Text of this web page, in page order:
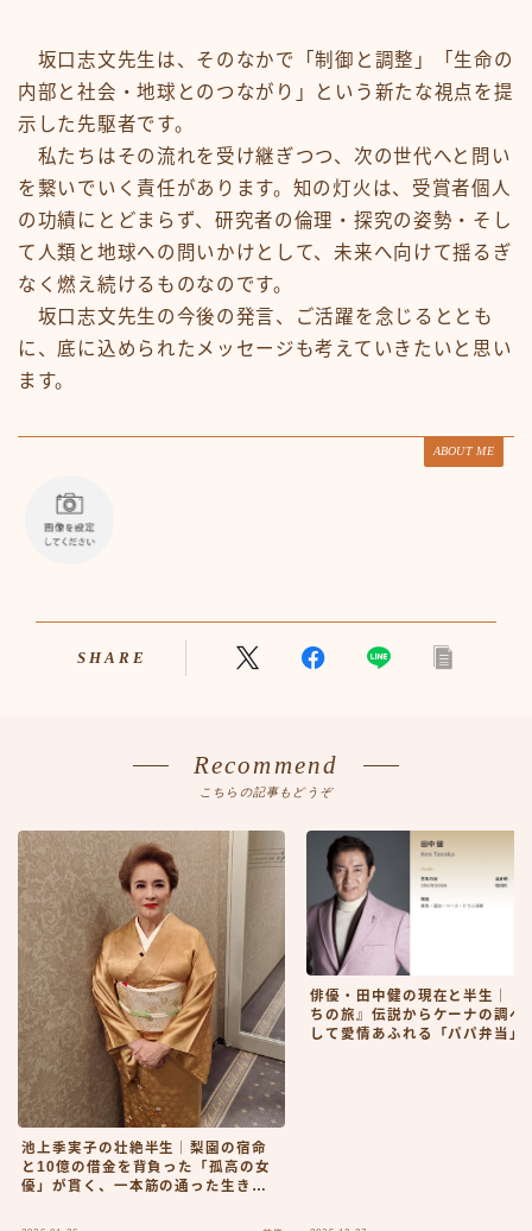
坂口志文先生は、そのなかで「制御と調整」「生命の
内部と社会・地球とのつながり」という新たな視点を提
示した先駆者です。
私たちはその流れを受け継ぎつつ、次の世代へと問い
を繋いでいく責任があります。知の灯火は、受賞者個人
の功績にとどまらず、研究者の倫理・探究の姿勢・そし
て人類と地球への問いかけとして、未来へ向けて揺るぎ
なく燃え続けるものなのです。
坂口志文先生の今後の発言、ご活躍を念じるととも
に、底に込められたメッセージも考えていきたいと思い
ます。
ABOUT ME
SHARE
Recommend
こちらの記事もどうぞ
池上季実子の壮絶半生｜梨園の宿命
と10億の借金を背負った「孤高の女
優」が貫く、一本筋の通った生き様
俳優・田中健の現在と半生｜『
ちの旅』伝説からケーナの調べ
して愛情あふれる「パパ弁当」